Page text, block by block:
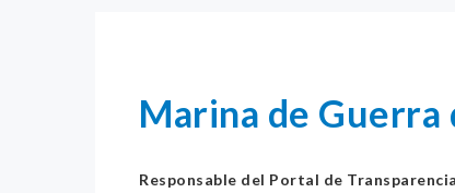
Marina de Guerra
Responsable del Portal de